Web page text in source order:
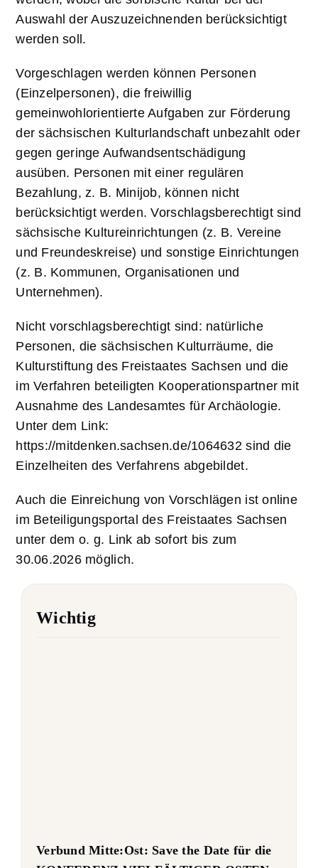
Auswahl der Auszuzeichnenden berücksichtigt
werden soll.
Vorgeschlagen werden können Personen
(Einzelpersonen), die freiwillig
gemeinwohlorientierte Aufgaben zur Förderung
der sächsischen Kulturlandschaft unbezahlt oder
gegen geringe Aufwandsentschädigung
ausüben. Personen mit einer regulären
Bezahlung, z. B. Minijob, können nicht
berücksichtigt werden. Vorschlagsberechtigt sind
sächsische Kultureinrichtungen (z. B. Vereine
und Freundeskreise) und sonstige Einrichtungen
(z. B. Kommunen, Organisationen und
Unternehmen).
Nicht vorschlagsberechtigt sind: natürliche
Personen, die sächsischen Kulturräume, die
Kulturstiftung des Freistaates Sachsen und die
im Verfahren beteiligten Kooperationspartner mit
Ausnahme des Landesamtes für Archäologie.
Unter dem Link:
https://mitdenken.sachsen.de/1064632 sind die
Einzelheiten des Verfahrens abgebildet.
Auch die Einreichung von Vorschlägen ist online
im Beteiligungsportal des Freistaates Sachsen
unter dem o. g. Link ab sofort bis zum
30.06.2026 möglich.
Wichtig
Verbund Mitte:Ost: Save the Date für die